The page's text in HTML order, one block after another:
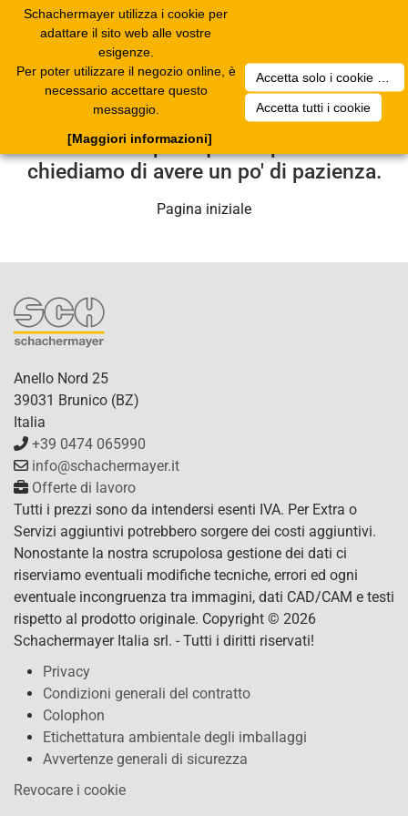
Schachermayer utilizza i cookie per
adattare il sito web alle vostre
esigenze.
Per poter utilizzare il negozio online, è
necessario accettare questo
messaggio.
Accetta tutti i cookie
[Maggiori informazioni]
Purtroppo si è verificato un errore
tecnico. Il nostro centro di assistenza
se ne occuperà quanto prima. Le
chiediamo di avere un po' di pazienza.
Pagina iniziale
Anello Nord 25
39031 Brunico (BZ)
Italia
+39 0474 065990
info@schachermayer.it
Offerte di lavoro
Tutti i prezzi sono da intendersi esenti IVA. Per Extra o
Servizi aggiuntivi potrebbero sorgere dei costi aggiuntivi.
Nonostante la nostra scrupolosa gestione dei dati ci
riserviamo eventuali modifiche tecniche, errori ed ogni
eventuale incongruenza tra immagini, dati CAD/CAM e testi
rispetto al prodotto originale. Copyright © 2026
Schachermayer Italia srl. - Tutti i diritti riservati!
Privacy
Condizioni generali del contratto
Colophon
Etichettatura ambientale degli imballaggi
Avvertenze generali di sicurezza
Revocare i cookie